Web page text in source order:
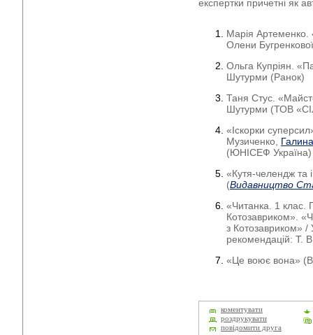
експертки причетні як
Марія Артеменко.
Олени
Ольга Купріян.
Шутурми (Ранок)
Таня Стус.
Шутурми (ТОВ
«Іскорки
Музиченко,
(ЮНІСЕФ Україна)
«Кутя-челендж та
(Видавництво
«Читанка. 1 клас.
Котозавриком».
з Котозавриком» /
рекомендацій: Т.
«Це воює вона»
коментувати
роздрукувати
повідомити друга